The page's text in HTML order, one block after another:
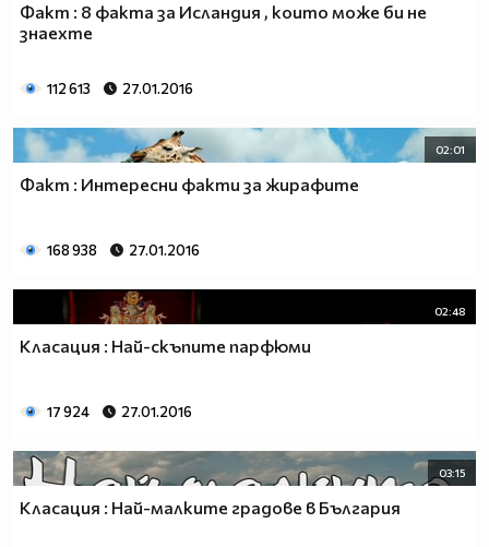
Факт : 8 факта за Исландия , които може би не
знаехте
112 613 27.01.2016
02:01
Факт : Интересни факти за жирафите
168 938 27.01.2016
02:48
Класация : Най-скъпите парфюми
17 924 27.01.2016
03:15
Класация : Най-малките градове в България